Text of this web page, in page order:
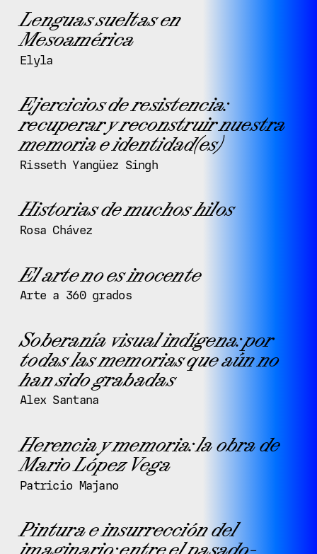
Lenguas sueltas en
Mesoamérica
Elyla
Ejercicios de resistencia:
recuperar y reconstruir nuestra
memoria e identidad(es)
Risseth Yangüez Singh
Historias de muchos hilos
Rosa Chávez
El arte no es inocente
Arte a 360 grados
Soberanía visual indígena: por
todas las memorias que aún no
han sido grabadas
Alex Santana
Herencia y memoria: la obra de
Mario López Vega
Patricio Majano
Pintura e insurrección del